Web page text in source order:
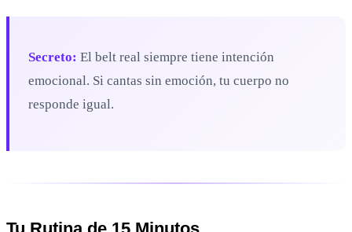
Secreto: El belt real siempre tiene intención
emocional. Si cantas sin emoción, tu cuerpo no
responde igual.